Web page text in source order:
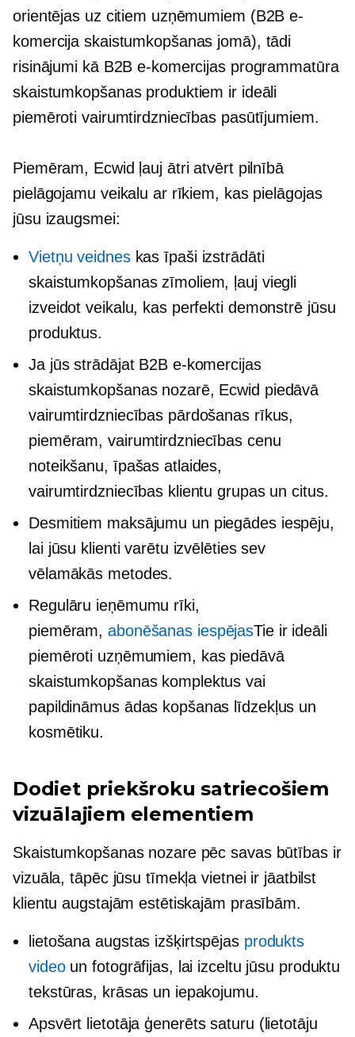
orientējas uz citiem uzņēmumiem (B2B e-
komercija skaistumkopšanas jomā), tādi
risinājumi kā B2B e-komercijas programmatūra
skaistumkopšanas produktiem ir ideāli
piemēroti vairumtirdzniecības pasūtījumiem.
Piemēram, Ecwid ļauj ātri atvērt pilnībā
pielāgojamu veikalu ar rīkiem, kas pielāgojas
jūsu izaugsmei:
Vietņu veidneskas īpaši izstrādāti
skaistumkopšanas zīmoliem, ļauj viegli
izveidot veikalu, kas perfekti demonstrē jūsu
produktus.
Ja jūs strādājat B2B e-komercijas
skaistumkopšanas nozarē, Ecwid piedāvā
vairumtirdzniecības pārdošanas rīkus,
piemēram, vairumtirdzniecības cenu
noteikšanu, īpašas atlaides,
vairumtirdzniecības klientu grupas un citus.
Desmitiem maksājumu un piegādes iespēju,
lai jūsu klienti varētu izvēlēties sev
vēlamākās metodes.
Regulāru ieņēmumu rīki,
piemēram,abonēšanas iespējasTie ir ideāli
piemēroti uzņēmumiem, kas piedāvā
skaistumkopšanas komplektus vai
papildināmus ādas kopšanas līdzekļus un
kosmētiku.
Dodiet priekšroku satriecošiem
vizuālajiem elementiem
Skaistumkopšanas nozare pēc savas būtības ir
vizuāla, tāpēc jūsu tīmekļa vietnei ir jāatbilst
klientu augstajām estētiskajām prasībām.
lietošanaaugstas izšķirtspējas produkts
videoun fotogrāfijas, lai izceltu jūsu produktu
tekstūras, krāsas un iepakojumu.
Apsvērt lietotāja ģenerētssaturu (lietotāju